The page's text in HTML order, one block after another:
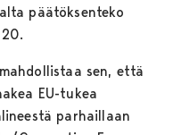
päätöksenteko
sen, että
EU-tukea
parhaillaan